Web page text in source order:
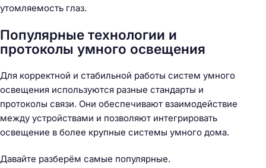
утомляемость глаз.
Популярные технологии и
протоколы умного освещения
Для корректной и стабильной работы систем умного
освещения используются разные стандарты и
протоколы связи. Они обеспечивают взаимодействие
между устройствами и позволяют интегрировать
освещение в более крупные системы умного дома.
Давайте разберём самые популярные.